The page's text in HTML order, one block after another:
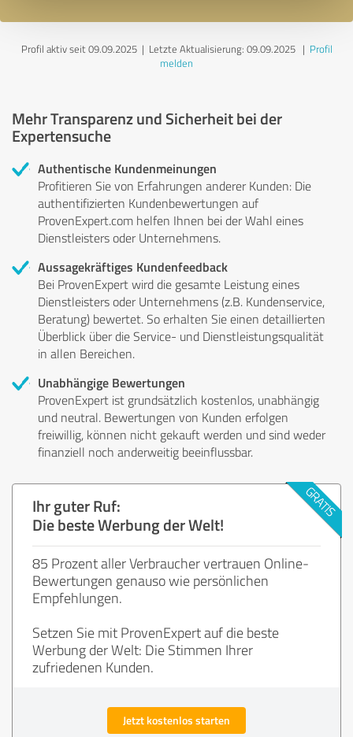
Profil aktiv seit 09.09.2025 | Letzte Aktualisierung: 09.09.2025| Profil
melden
Mehr Transparenz und Sicherheit bei der
Expertensuche
Authentische Kundenmeinungen
Profitieren Sie von Erfahrungen anderer Kunden: Die
authentifizierten Kundenbewertungen auf
ProvenExpert.com helfen Ihnen bei der Wahl eines
Dienstleisters oder Unternehmens.
Aussagekräftiges Kundenfeedback
Bei ProvenExpert wird die gesamte Leistung eines
Dienstleisters oder Unternehmens (z.B. Kundenservice,
Beratung) bewertet. So erhalten Sie einen detaillierten
Überblick über die Service- und Dienstleistungsqualität
in allen Bereichen.
Unabhängige Bewertungen
ProvenExpert ist grundsätzlich kostenlos, unabhängig
und neutral. Bewertungen von Kunden erfolgen
freiwillig, können nicht gekauft werden und sind weder
finanziell noch anderweitig beeinflussbar.
Ihr guter Ruf:
Die beste Werbung der Welt!
85 Prozent aller Verbraucher vertrauen Online-
Bewertungen genauso wie persönlichen
Empfehlungen.
Setzen Sie mit ProvenExpert auf die beste
Werbung der Welt: Die Stimmen Ihrer
zufriedenen Kunden.
Jetzt kostenlos starten